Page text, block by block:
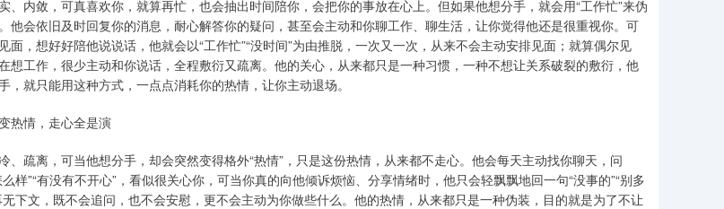
、内敛，可真喜欢你，就算再忙，也会抽出时间陪你，会把你的事放在心上。但如果他想分手，就会用“工作忙”来伪
他会依旧及时回复你的消息，耐心解答你的疑问，甚至会主动和你聊工作、聊生活，让你觉得他还是很重视你。可
面，想好好陪他说说话，他就会以“工作忙”“没时间”为由推脱，一次又一次，从来不会主动安排见面；就算偶尔见
想工作，很少主动和你说话，全程敷衍又疏离。他的关心，从来都只是一种习惯，一种不想让关系破裂的敷衍，他
，就只能用这种方式，一点点消耗你的热情，让你主动退场。
热情，走心全是演
、疏离，可当他想分手，却会突然变得格外“热情”，只是这份热情，从来都不走心。他会每天主动找你聊天，问
样”“有没有不开心”，看似很关心你，可当你真的向他倾诉烦恼、分享情绪时，他只会轻飘飘地回一句“没事的”“别多
无下文，既不会追问，也不会安慰，更不会主动为你做些什么。他的热情，从来都只是一种伪装，目的就是为了不让